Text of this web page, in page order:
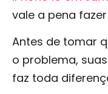
vale a pena
Antes de tomar
o problema,
faz toda